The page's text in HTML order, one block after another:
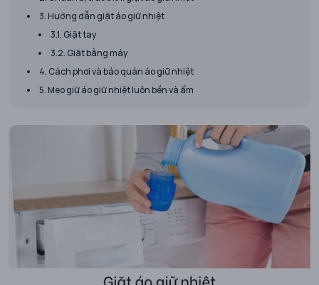
3. Hướng dẫn giặt áo giữ nhiệt
3.1. Giặt tay
3.2. Giặt bằng máy
4. Cách phơi và bảo quản áo giữ nhiệt
5. Mẹo giữ áo giữ nhiệt luôn bền và ấm